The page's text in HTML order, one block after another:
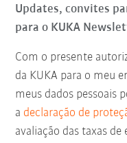
Updates, convites
para o KUKA
Com o presente
da KUKA para o meu
meus dados pessoais
a declaração de
avaliação das taxas